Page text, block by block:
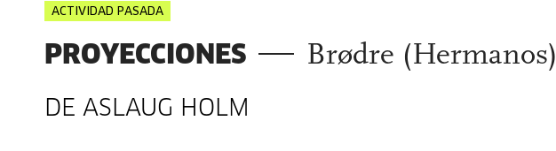
ACTIVIDAD PASADA
PROYECCIONES Brødre (Hermanos)
DE ASLAUG HOLM